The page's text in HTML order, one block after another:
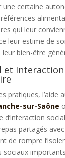
une certaine
qui leur
leur estime de
bien-être
et Interaction
pratiques, l’aide
sur-Saône
d’interaction
partagés
de rompre
sociaux